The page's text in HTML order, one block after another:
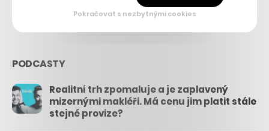
PODCASTY
Realitní trh zpomaluje a je zaplavený
mizernými makléři. Má cenu jim platit stále
stejné provize?
Pokračovat s nezbytnými cookies